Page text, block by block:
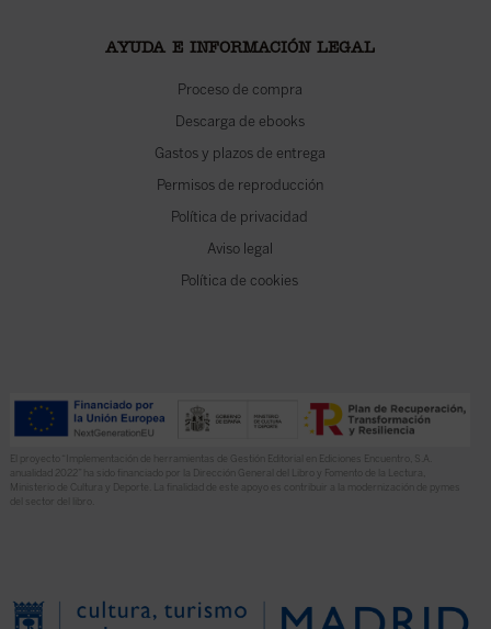
AYUDA E INFORMACIÓN LEGAL
Proceso de compra
Descarga de ebooks
Gastos y plazos de entrega
Permisos de reproducción
Política de privacidad
Aviso legal
Política de cookies
El proyecto “Implementación de herramientas de Gestión Editorial en Ediciones Encuentro, S.A.
anualidad 2022” ha sido financiado por la Dirección General del Libro y Fomento de la Lectura,
Ministerio de Cultura y Deporte. La finalidad de este apoyo es contribuir a la modernización de pymes
del sector del libro.